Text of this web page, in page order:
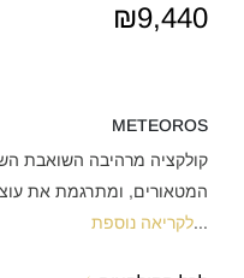
₪9,440
METEOROS
קולקציה מרהיבה השואבת
המטאורים, ומתרגמת את
...לקריאה נוספת